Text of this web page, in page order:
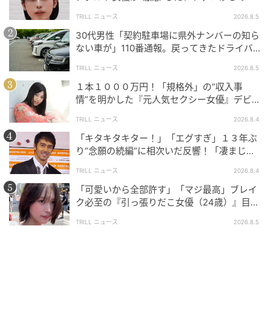
TRILL ニュース 2026.8.5
30代男性「契約駐車場に県外ナンバーの知ら
ない車が」110番通報。戻ってきたドライバー
TRILL ニュース 2026.8.5
１本１０００万円！「規格外」の“収入事
情”を明かした『元人気セクシー女優』デビュ
TRILL ニュース 2026.8.4
「キタキタキター！」「エグすぎ」１３年ぶ
り“念願の続編”に相次いだ反響！「凄まじく
TRILL ニュース 2026.8.4
「可愛いから全部許す」「マジ最高」ブレイ
ク必至の『引っ張りだこ女優（24歳）』目が
TRILL ニュース 2026.8.5